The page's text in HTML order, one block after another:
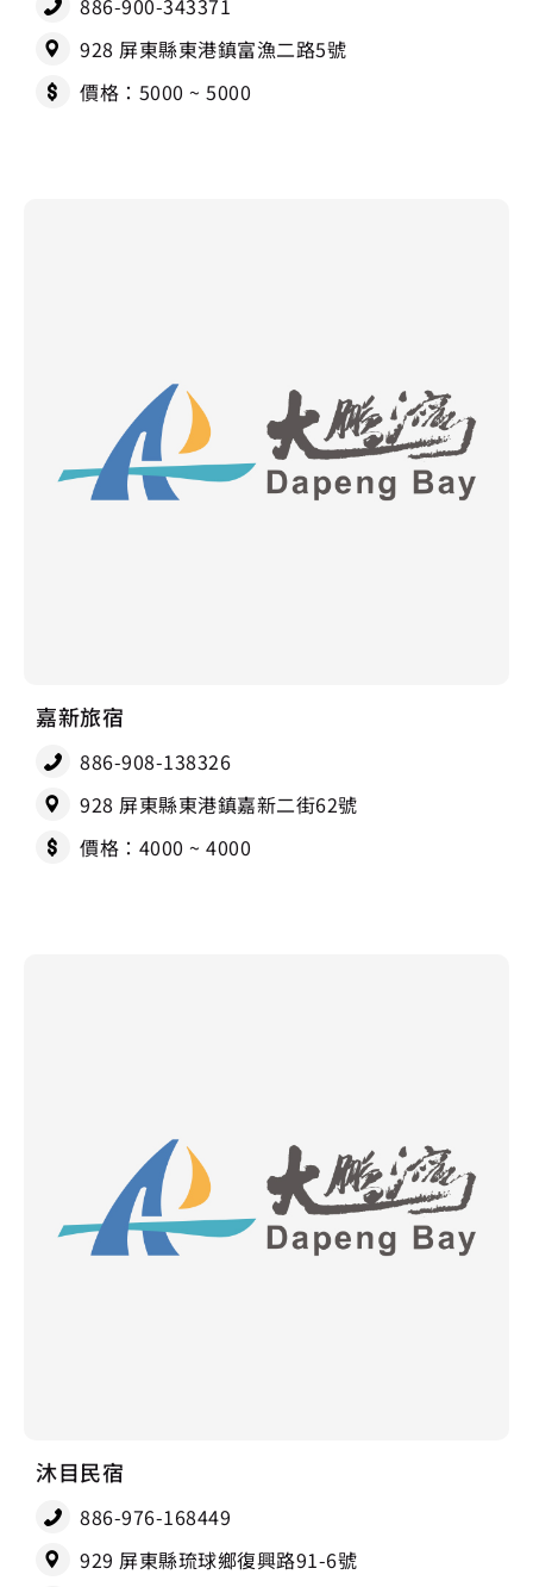
886-900-343371
928 屏東縣東港鎮富漁二路5號
價格：5000 ~ 5000
嘉新旅宿
886-908-138326
928 屏東縣東港鎮嘉新二街62號
價格：4000 ~ 4000
沐目民宿
886-976-168449
929 屏東縣琉球鄉復興路91-6號